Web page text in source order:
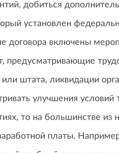
добиться
установлен
договора включены
предусматривающие
или штата, ликвидации
улучшения условий
то на большинстве из
платы.